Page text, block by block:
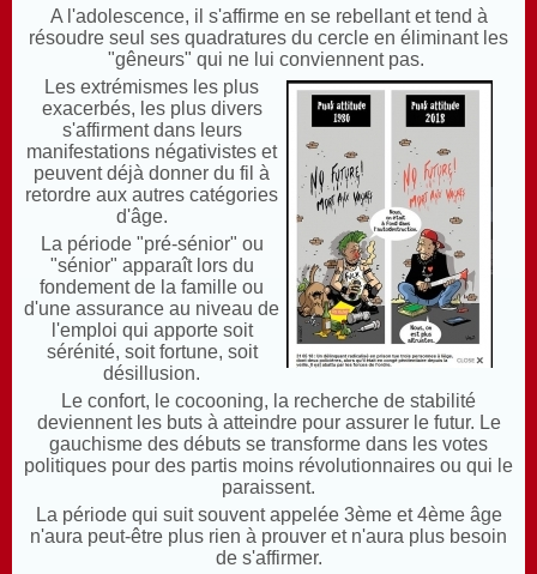
A l'adolescence, il s'affirme en se rebellant et tend à
résoudre seul ses quadratures du cercle en éliminant les
"gêneurs" qui ne lui conviennent pas.
Les extrémismes les plus
exacerbés, les plus divers
s'affirment dans leurs
manifestations négativistes et
peuvent déjà donner du fil à
retordre aux autres catégories
d'âge.
La période "pré-sénior" ou
"sénior" apparaît lors du
fondement de la famille ou
d'une assurance au niveau de
l'emploi qui apporte soit
sérénité, soit fortune, soit
désillusion.
Le confort, le cocooning, la recherche de stabilité
deviennent les buts à atteindre pour assurer le futur. Le
gauchisme des débuts se transforme dans les votes
politiques pour des partis moins révolutionnaires ou qui le
paraissent.
La période qui suit souvent appelée 3ème et 4ème âge
n'aura peut-être plus rien à prouver et n'aura plus besoin
de s'affirmer.